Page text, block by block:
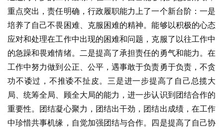
重点突出，责任明确，行政履职能力上了一个新台阶：一是
培养了自己不畏困难、克服困难的精神。能够以积极的心态
应对和处理在工作中出现的困难和问题，克服了以往工作中
的急躁和畏难情绪。二是提高了承担责任的勇气和能力。在
工作中努力做到公正、公平，遇事敢于负责勇于负责，不贪
功不诿过，不推诿不扯皮。三是进一步提高了自己总揽大
局、统筹全局、顾全大局的能力，进一步认识到团结合作的
重要性。团结凝心聚力，团结出干劲，团结出成绩，在工作
中珍惜共事机缘，自觉加强团结与合作。四是提高了自己协